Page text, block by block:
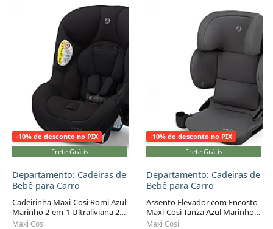
-10% de desconto no PIX
Frete Grátis
Departamento: Cadeiras de
Bebê para Carro
Cadeirinha Maxi-Cosi Romi Azul
Marinho 2-em-1 Ultraliviana 2,3
a 22,7 kg
Maxi Cosi
-10% de desconto no PIX
Frete Grátis
Departamento: Cadeiras de
Bebê para Carro
Assento Elevador com Encosto
Maxi-Cosi Tanza Azul Marinho
Dobrável com ISOFIX 18 a 45 kg
Maxi Cosi